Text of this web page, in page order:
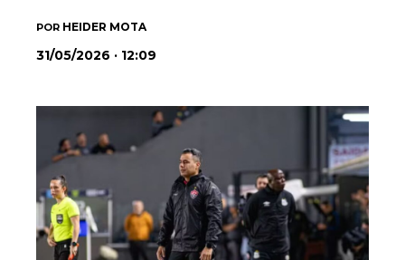
POR HEIDER MOTA
31/05/2026 · 12:09